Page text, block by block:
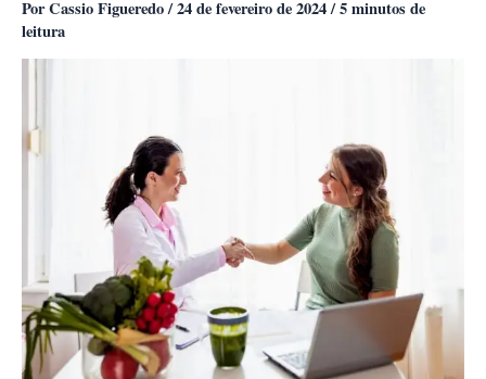
PorCassio Figueredo/24 de fevereiro de 2024/5 minutos de
leitura